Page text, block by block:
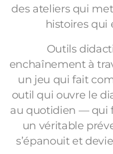
des ateliers qui
histoires qui
Outils
enchaînement à
un jeu qui fait
outil qui ouvre le
au quotidien — qui
un véritable
s’épanouit et